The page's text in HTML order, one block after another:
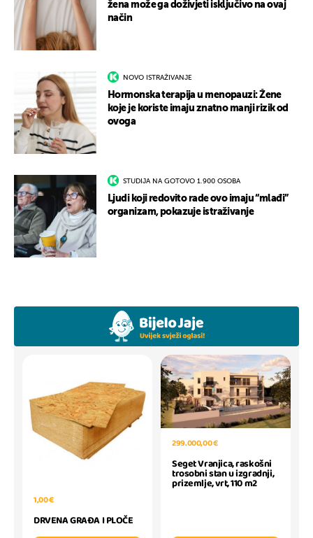
žena može ga doživjeti isključivo na ovaj
način
NOVO ISTRAŽIVANJE
Hormonska terapija u menopauzi: Žene
koje je koriste imaju znatno manji rizik od
ovoga
STUDIJA NA GOTOVO 1.900 OSOBA
Ljudi koji redovito rade ovo imaju “mlađi”
organizam, pokazuje istraživanje
1,00 €
DRVENA GRAĐA I PLOČE
299.000,00 €
Seget Vranjica, raskošni
trosobni stan u izgradnji,
prizemlje, vrt, 110 m2